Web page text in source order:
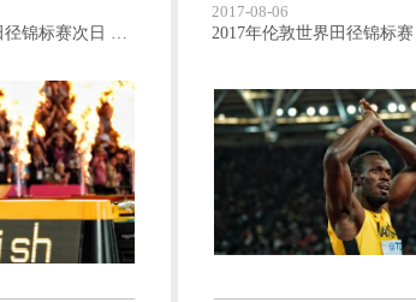
2017年世界田径锦标赛次日 苏炳添获得男子百米第八名
2017-08-06